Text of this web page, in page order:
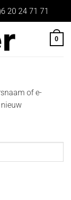
20 24 71 71
0
of e-